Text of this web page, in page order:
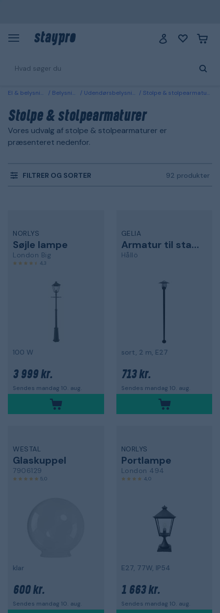
El & belysning Belysning Udendørsbelysning Stolpe & stolpearmaturer
Stolpe & stolpearmaturer
Vores udvalg af stolpe & stolpearmaturer er
præsenteret nedenfor.
FILTRER OG SORTER 92 produkter
NORLYS
Søjle lampe
London Big
4,3
100 W
3 999 kr.
Sendes mandag 10. aug.
GELIA
Armatur til stang
Hållö
sort, 2 m, E27
713 kr.
Sendes mandag 10. aug.
WESTAL
Glaskuppel
7906129
5,0
klar
600 kr.
Sendes mandag 10. aug.
NORLYS
Portlampe
London 494
4,0
E27, 77W, IP54
1 663 kr.
Sendes mandag 10. aug.